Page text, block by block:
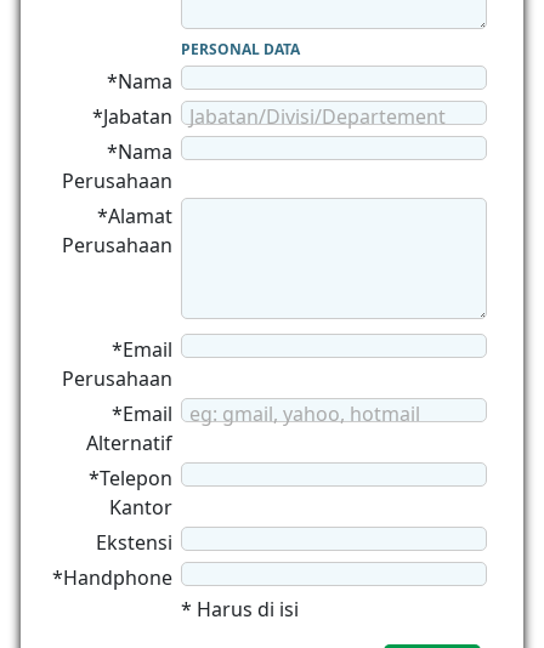
PERSONAL DATA
*Nama
*Jabatan
Jabatan/Divisi/Departement
*Nama
Perusahaan
*Alamat
Perusahaan
*Email
Perusahaan
*Email
Alternatif
eg: gmail, yahoo, hotmail
*Telepon
Kantor
Ekstensi
*Handphone
* Harus di isi